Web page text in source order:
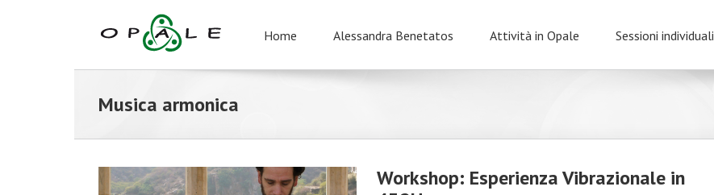
Home Alessandra Benetatos Attività in Opale Sessioni individuali
Musica armonica
Workshop: Esperienza Vibrazionale in